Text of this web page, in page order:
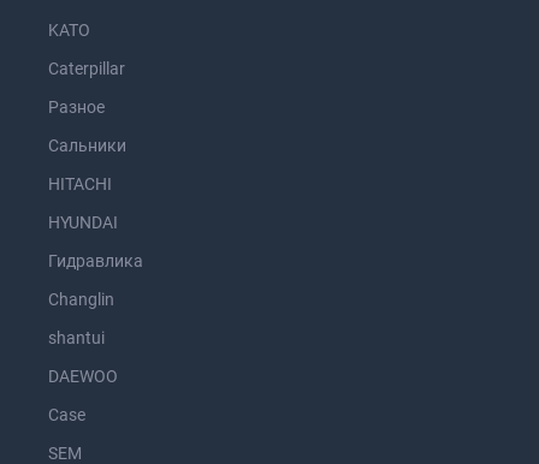
KATO
Caterpillar
Разное
Сальники
HITACHI
HYUNDAI
Гидравлика
Changlin
shantui
DAEWOO
Case
SEM